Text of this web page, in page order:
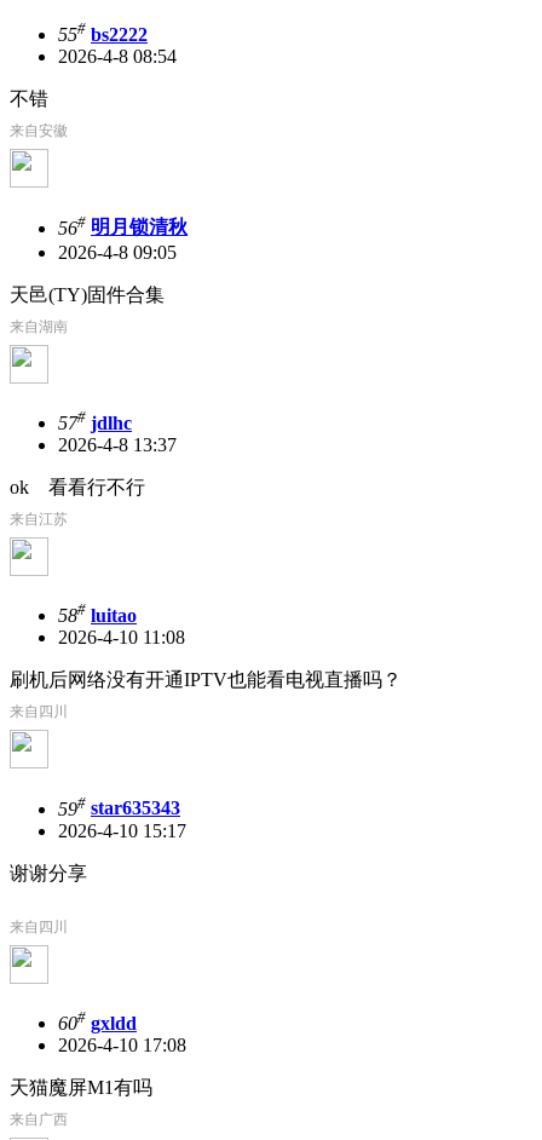
55# bs2222
2026-4-8 08:54
不错
来自安徽
56# 明月锁清秋
2026-4-8 09:05
天邑(TY)固件合集
来自湖南
57# jdlhc
2026-4-8 13:37
ok 看看行不行
来自江苏
58# luitao
2026-4-10 11:08
刷机后网络没有开通IPTV也能看电视直播吗？
来自四川
59# star635343
2026-4-10 15:17
谢谢分享
来自四川
60# gxldd
2026-4-10 17:08
天猫魔屏M1有吗
来自广西